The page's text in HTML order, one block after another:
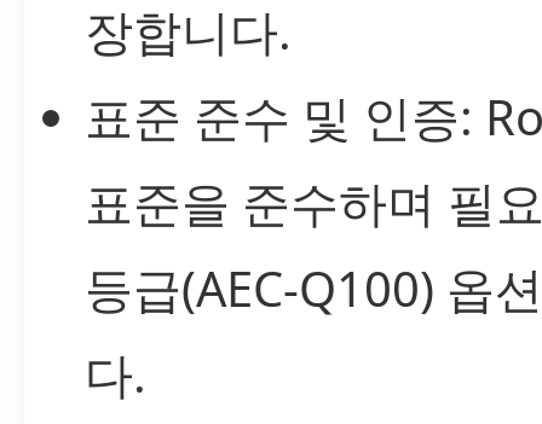
장합니다.
표준 준수 및 인증:
표준을 준수하며 필
등급(AEC-Q100) 옵
다.